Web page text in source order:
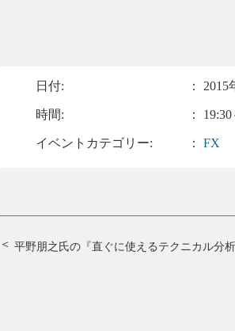
日付: ： 2015
時間: ：
イベントカテゴリー: ：FX
平野朋之氏の『直ぐに使えるテクニカル分